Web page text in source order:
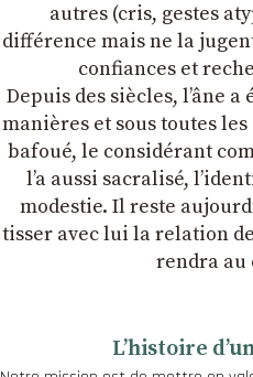
autres (cris, gestes
différence mais ne la
confiances et
Depuis des siècles, lʼâne
manières et sous toutes
bafoué, le considérant
lʼa aussi sacralisé,
modestie. Il reste
tisser avec lui la relation
rendra au
Lʼhistoire